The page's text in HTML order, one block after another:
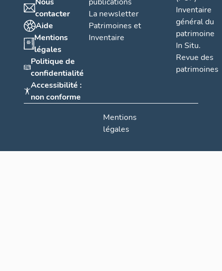
contacter
Aide
Mentions
légales
Politique de
confidentialité
Accessibilité :
non conforme
La newsletter
Patrimoines et
Inventaire
Inventaire
général du
patrimoine
In Situ.
Revue des
patrimoines
Mentions
légales